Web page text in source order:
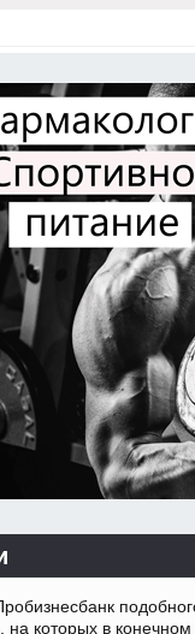
на которых в конечном